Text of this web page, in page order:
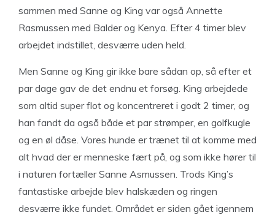
sammen med Sanne og King var også Annette
Rasmussen med Balder og Kenya. Efter 4 timer blev
arbejdet indstillet, desværre uden held.
Men Sanne og King gir ikke bare sådan op, så efter et
par dage gav de det endnu et forsøg. King arbejdede
som altid super flot og koncentreret i godt 2 timer, og
han fandt da også både et par strømper, en golfkugle
og en øl dåse. Vores hunde er trænet til at komme med
alt hvad der er menneske fært på, og som ikke hører til
i naturen fortæller Sanne Asmussen. Trods King’s
fantastiske arbejde blev halskæden og ringen
desværre ikke fundet. Området er siden gået igennem